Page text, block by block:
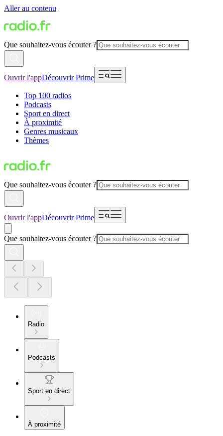
Aller au contenu
Que souhaitez-vous écouter ?
Ouvrir l'appDécouvrir Prime
Top 100 radios
Podcasts
Sport en direct
À proximité
Genres musicaux
Thèmes
Que souhaitez-vous écouter ?
Ouvrir l'appDécouvrir Prime
Que souhaitez-vous écouter ?
Radio
Podcasts
Sport en direct
À proximité